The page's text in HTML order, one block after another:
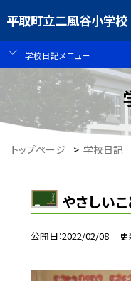
平取町立二風谷小学校
学校日記メニュー
トップページ > 学校日記
やさしい
公開日 2022/02/08 更